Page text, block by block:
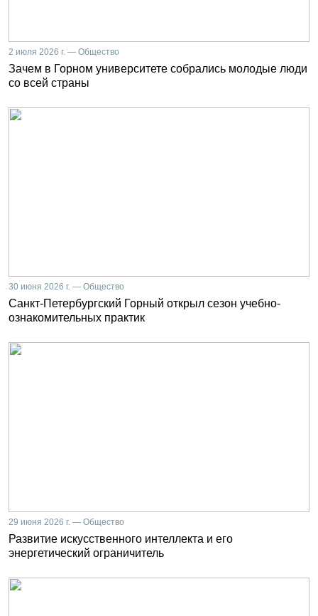
2 июля 2026 г. — Общество
Зачем в Горном университете собрались молодые люди
со всей страны
30 июня 2026 г. — Общество
Санкт-Петербургский Горный открыл сезон учебно-
ознакомительных практик
29 июня 2026 г. — Общество
Развитие искусственного интеллекта и его
энергетический ограничитель